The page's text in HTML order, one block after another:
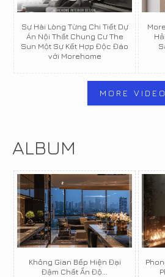
Sự Hài Lòng Từng Chi Tiết Dự
Án Nội Thất Chung Cư The
Sun Một Sự Kết Hợp Độc Đáo
với Morehome
MORE
ALBUM
Không Gian Bếp Hiện Đại
Đậm Chất Ấn Độ...